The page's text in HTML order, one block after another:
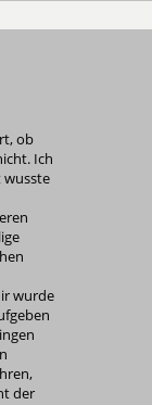
ob
Ich
wusste
wurde
der